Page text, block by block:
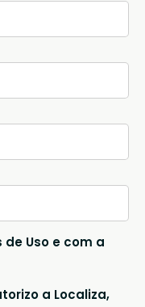
Uso e com a
a Localiza,